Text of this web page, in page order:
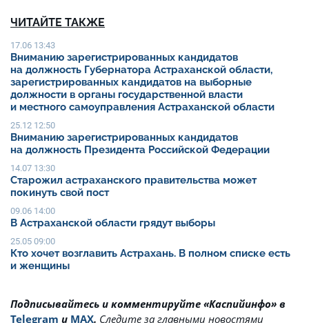
ЧИТАЙТЕ ТАКЖЕ
17.06 13:43
Вниманию зарегистрированных кандидатов
на должность Губернатора Астраханской области,
зарегистрированных кандидатов на выборные
должности в органы государственной власти
и местного самоуправления Астраханской области
25.12 12:50
Вниманию зарегистрированных кандидатов
на должность Президента Российской Федерации
14.07 13:30
Старожил астраханского правительства может
покинуть свой пост
09.06 14:00
В Астраханской области грядут выборы
25.05 09:00
Кто хочет возглавить Астрахань. В полном списке есть
и женщины
Подписывайтесь и комментируйте «Каспийинфо» в
Telegram и MAX. Cледите за главными новостями